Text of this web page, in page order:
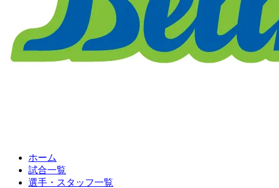
ホーム
試合一覧
選手・スタッフ一覧